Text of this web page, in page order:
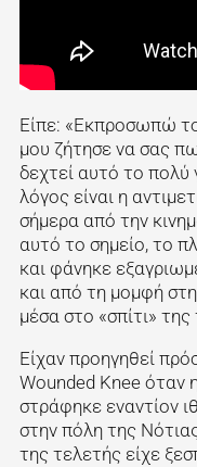
Είπε: «Εκπροσωπώ
μου ζήτησε να σας
δεχτεί αυτό το πολύ
λόγος είναι η
σήμερα από την
αυτό το σημείο, το
και φάνηκε
και από τη μομφή
μέσα στο «σπίτι»
Είχαν προηγηθεί
Wounded Knee όταν
στράφηκε εναντίον
στην πόλη της
της τελετής είχε